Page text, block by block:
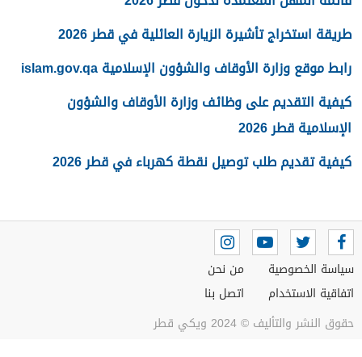
طريقة استخراج تأشيرة الزيارة العائلية في قطر 2026
رابط موقع وزارة الأوقاف والشؤون الإسلامية islam.gov.qa
كيفية التقديم على وظائف وزارة الأوقاف والشؤون
الإسلامية قطر 2026
كيفية تقديم طلب توصيل نقطة كهرباء في قطر 2026
سياسة الخصوصية
اتفاقية الاستخدام
من نحن
اتصل بنا
حقوق النشر والتأليف © 2024 ويكي قطر